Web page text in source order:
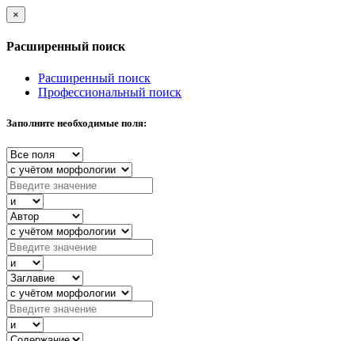
×
Расширенный поиск
Расширенный поиск
Профессиональный поиск
Заполните необходимые поля: